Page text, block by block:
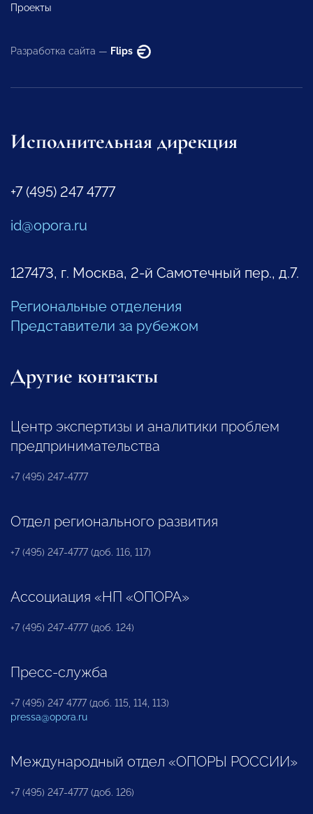
Проекты
Разработка сайта — Flips
Исполнительная дирекция
+7 (495) 247 4777
id@opora.ru
127473, г. Москва, 2-й Самотечный пер., д.7.
Региональные отделения
Представители за рубежом
Другие контакты
Центр экспертизы и аналитики проблем
предпринимательства
+7 (495) 247-4777
Отдел регионального развития
+7 (495) 247-4777 (доб. 116, 117)
Ассоциация «НП «ОПОРА»
+7 (495) 247-4777 (доб. 124)
Пресс-служба
+7 (495) 247 4777 (доб. 115, 114, 113)
pressa@opora.ru
Международный отдел «ОПОРЫ РОССИИ»
+7 (495) 247-4777 (доб. 126)